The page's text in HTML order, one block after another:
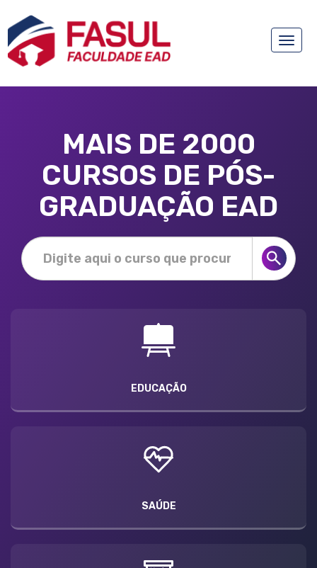
Toggle
MAIS DE 2000
CURSOS DE PÓS-
GRADUAÇÃO EAD
EDUCAÇÃO
SAÚDE